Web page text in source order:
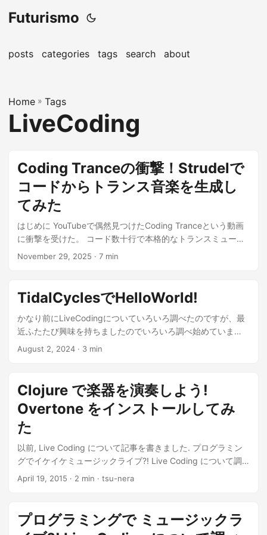
Futurismo
posts categories tags search about
Home » Tags
LiveCoding
Coding Tranceの衝撃！Strudelで
コードからトランス音楽を生成し
てみた
はじめに YouTubeで偶然見つけたCoding Tranceという動画
に衝撃を受けた。 コード数十行で本格的なトランスミュージ
ックを生成してい...
November 29, 2025 · 7 min
TidalCyclesでHelloWorld!
かなり前にLiveCodingについていろいろ調べたのですが、最
近ふたたび興味を持ちましたのでいろいろ調べ始めていま
す。今回はとりあえずHa...
August 2, 2024 · 3 min
Clojure で楽器を演奏しよう!
Overtone をインストールしてみ
た
以前, Live Coding について記事を書きました. プログラミン
グでイケイケミュージックライブ?! Live Coding について調
べたまとめ | Futurismo これがまた, めちゃくちゃカッコ...
April 19, 2015 · 2 min · tsu-nera
プログラミングで ミュージックラ